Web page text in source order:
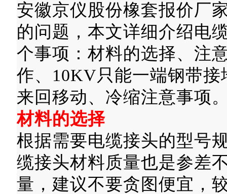
安徽京仪股份橡套报价厂
的问题，本文详细介绍电
个事项：材料的选择、注
作、10KV只能一端钢带
来回移动、冷缩注意事项
材料的选择
根据需要电缆接头的型号
缆接头材料质量也是参差
量，建议不要贪图便宜，